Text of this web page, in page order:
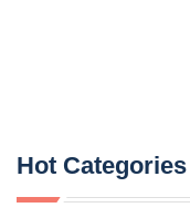
Hot Categories